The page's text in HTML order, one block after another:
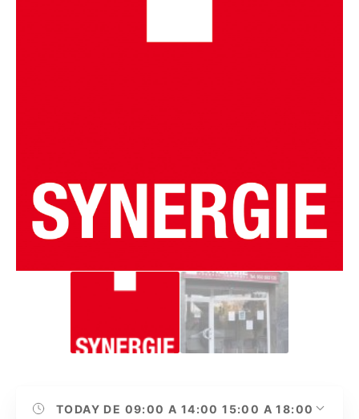
TODAY DE 09:00 A 14:00 15:00 A 18:00